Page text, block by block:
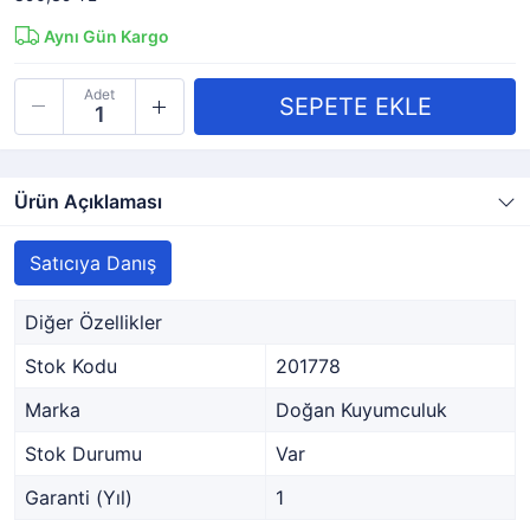
Aynı Gün Kargo
Adet
Ürün Açıklaması
Satıcıya Danış
Diğer Özellikler
Stok Kodu
201778
Marka
Doğan Kuyumculuk
Stok Durumu
Var
Garanti (Yıl)
1